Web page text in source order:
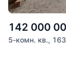
142 000
5-комн. кв.,